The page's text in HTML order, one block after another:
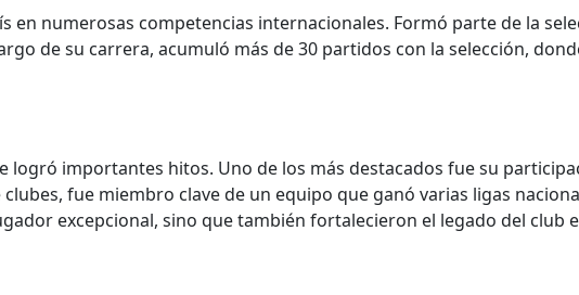
numerosas competencias internacionales. Formó parte de la
de su carrera, acumuló más de 30 partidos con la selección,
logró importantes hitos. Uno de los más destacados fue su
fue miembro clave de un equipo que ganó varias ligas
excepcional, sino que también fortalecieron el legado del club